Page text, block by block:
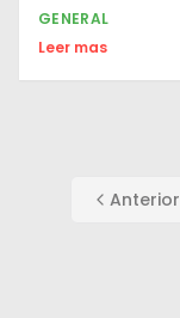
GENERAL
Leer mas
Anterior